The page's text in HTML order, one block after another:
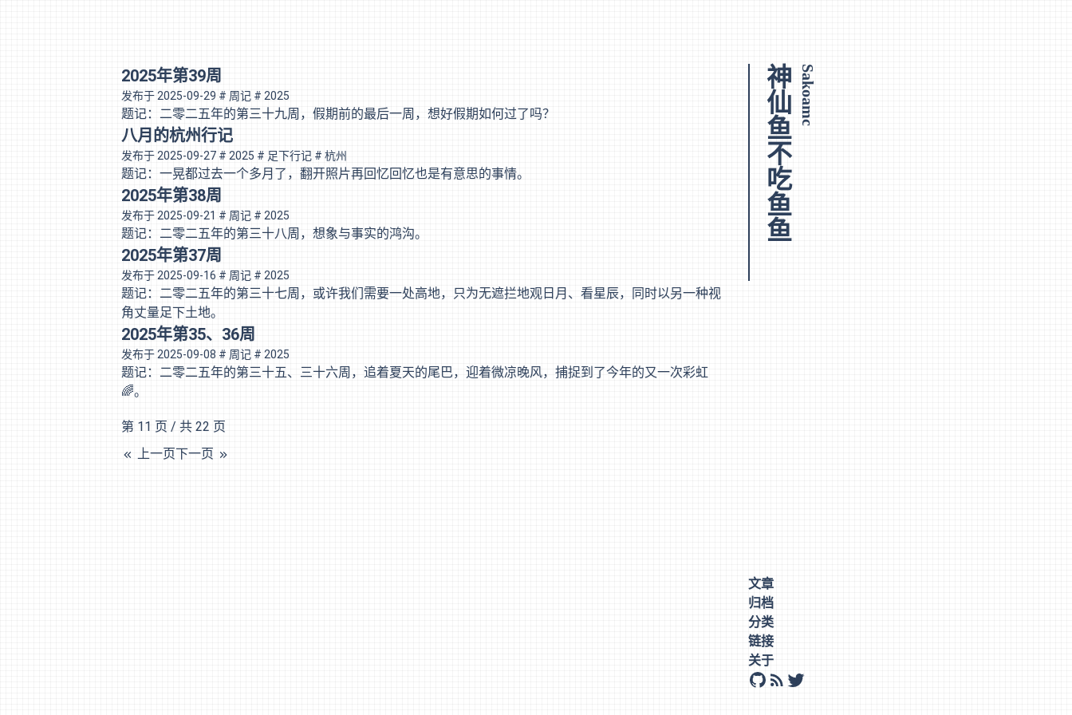
Sakoamc
神仙鱼不吃鱼鱼
文章
归档
分类
链接
关于
github
rss twitter
2025年第39周
发布于 2025-09-29 # 周记 # 2025
题记：二零二五年的第三十九周，假期前的最后一周，想好假期如何过了吗？
八月的杭州行记
发布于 2025-09-27 # 2025 # 足下行记 # 杭州
题记：一晃都过去一个多月了，翻开照片再回忆回忆也是有意思的事情。
2025年第38周
发布于2025-09-21 # 周记 # 2025
题记：二零二五年的第三十八周，想象与事实的鸿沟。
2025年第37周
发布于 2025-09-16 # 周记 # 2025
题记：二零二五年的第三十七周，或许我们需要一处高地，只为无遮拦地观日月、看星辰，同时以另一种视
角丈量足下土地。
2025年第35、36周
发布于 2025-09-08 # 周记 # 2025
题记：二零二五年的第三十五、三十六周，追着夏天的尾巴，迎着微凉晚风，捕捉到了今年的又一次彩虹
🌈。
第 11 页 / 共 22 页
上一页下一页